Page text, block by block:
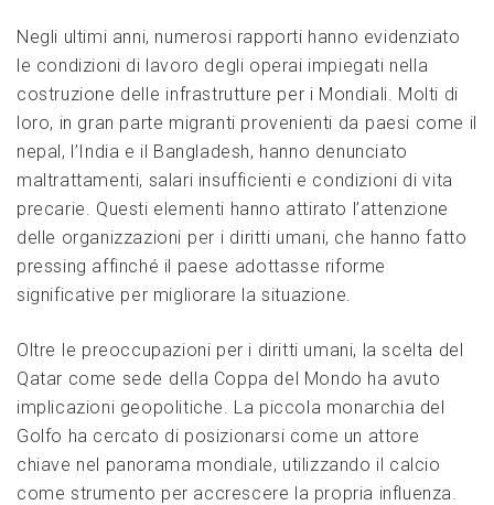
Negli ultimi anni, numerosi rapporti hanno evidenziato
le condizioni di ‌lavoro degli operai impiegati nella
costruzione delle⁣ infrastrutture per i Mondiali. Molti di
loro,​ in gran parte migranti provenienti​ da ⁤paesi come il
nepal, l’India e il Bangladesh, hanno‌ denunciato
maltrattamenti, salari insufficienti e condizioni di ⁢vita
precarie. Questi elementi hanno attirato l’attenzione
delle organizzazioni⁣ per⁤ i diritti‍ umani, che hanno fatto
pressing affinché il paese ⁢adottasse riforme
significative per migliorare la situazione.
Oltre ⁤le preoccupazioni per i diritti umani, la scelta del
Qatar come sede ⁣della Coppa‌ del Mondo ha avuto
implicazioni geopolitiche. La piccola monarchia ‌del
Golfo ha cercato di posizionarsi come un attore
chiave nel panorama mondiale, utilizzando il calcio
come strumento per accrescere la propria influenza.